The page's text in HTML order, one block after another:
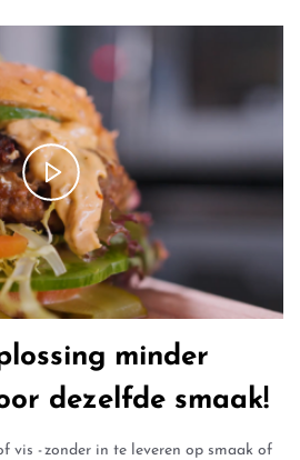
minder
dezelfde smaak!
vis - zonder in te leveren op smaak of